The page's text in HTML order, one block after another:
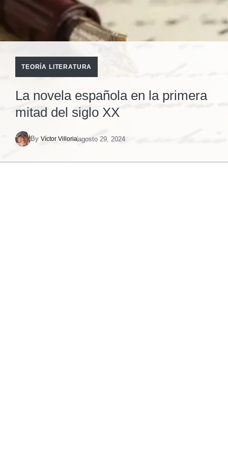
TEORÍA LITERATURA
La novela española en la primera
mitad del siglo XX
By Víctor Villoriaagosto 29, 2024